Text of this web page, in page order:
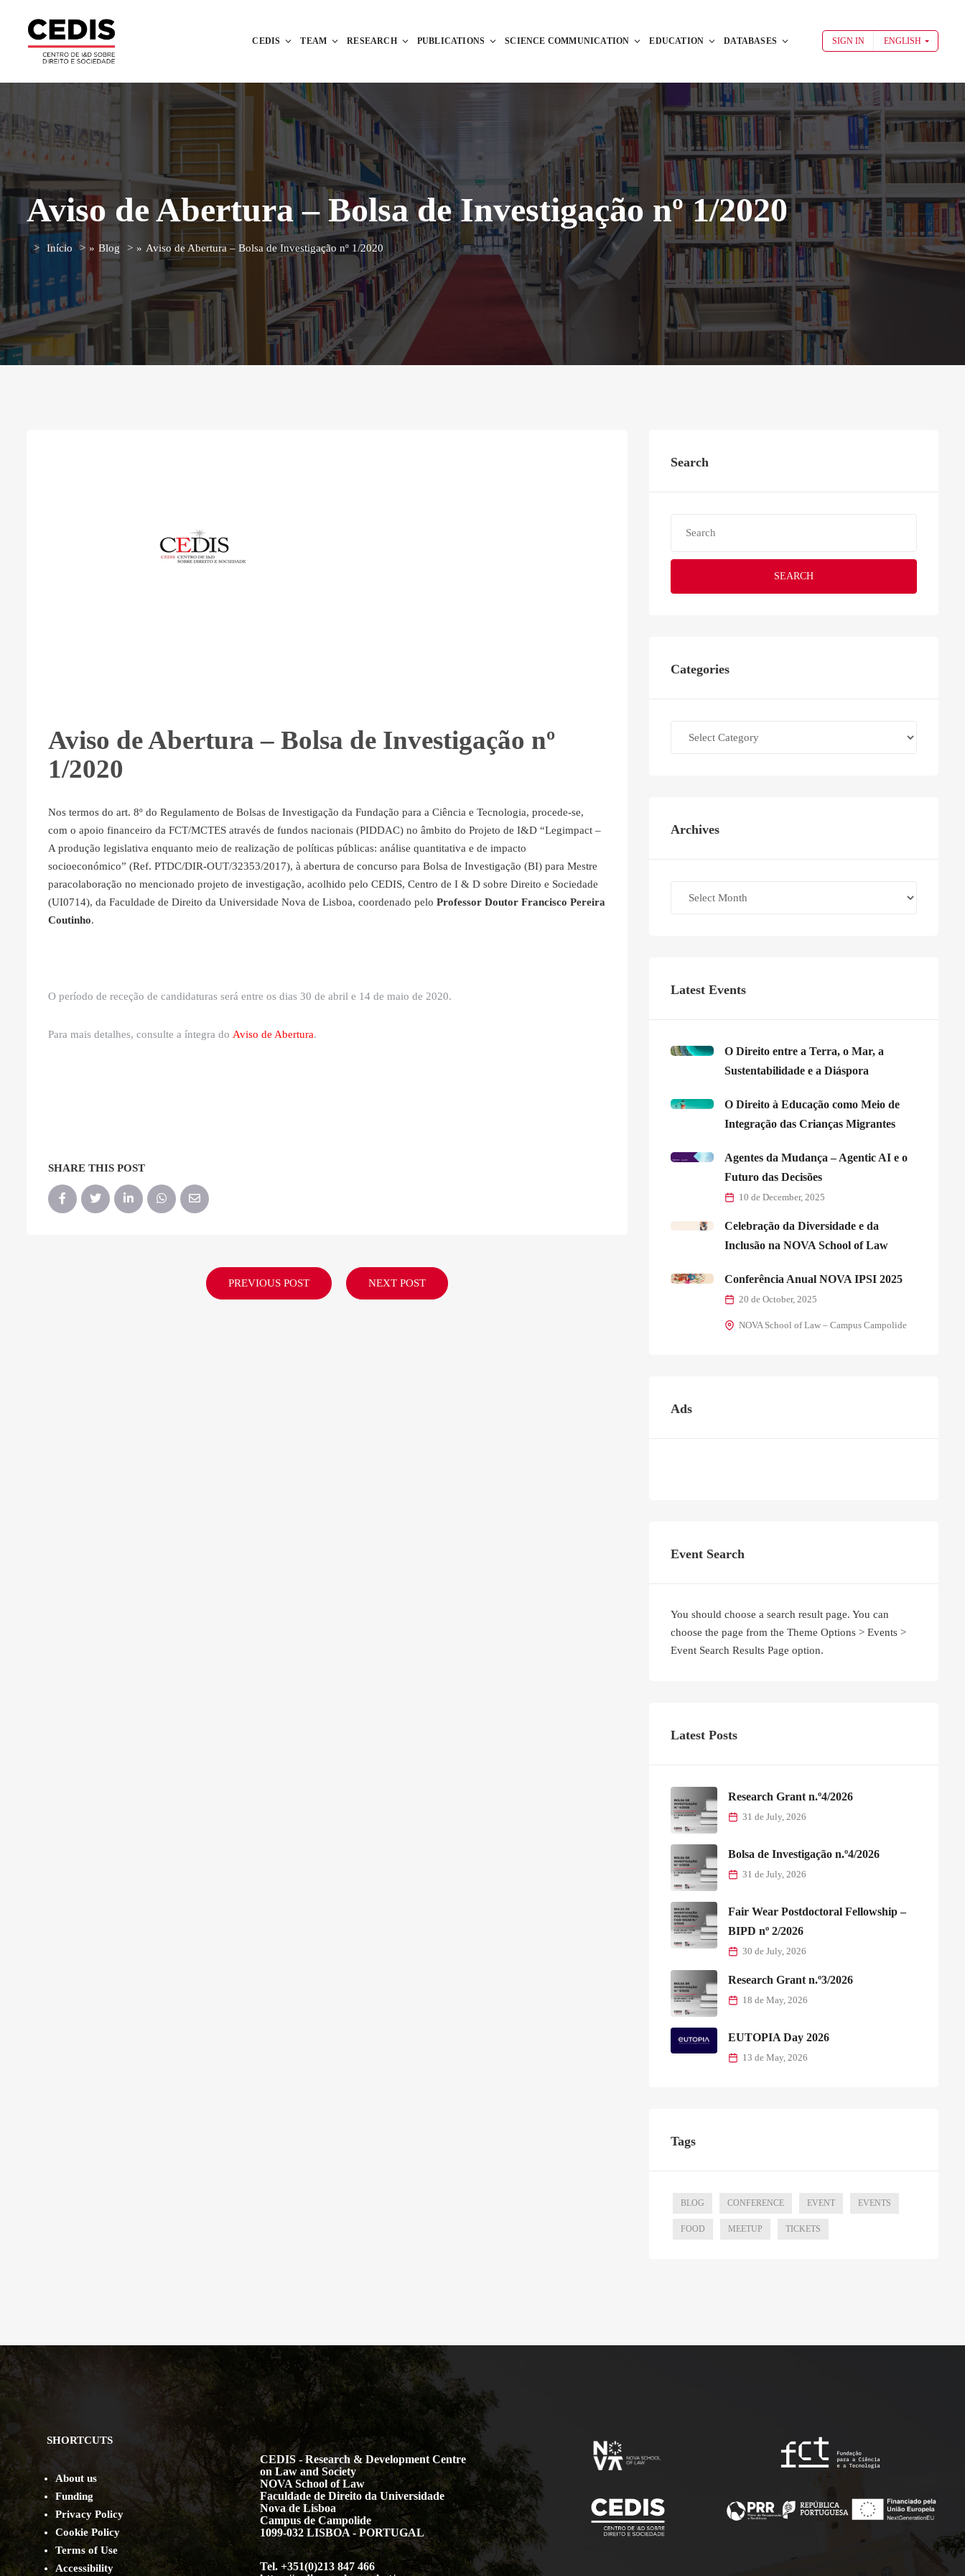
CEDIS TEAM RESEARCH PUBLICATIONS SCIENCE COMMUNICATION EDUCATION DATABASES SIGN IN ENGLISH
Aviso de Abertura – Bolsa de Investigação nº 1/2020
Início » Blog » Aviso de Abertura – Bolsa de Investigação nº 1/2020
Aviso de Abertura – Bolsa de Investigação nº
1/2020
Nos termos do art. 8º do Regulamento de Bolsas de Investigação da Fundação para a Ciência e Tecnologia, procede-se,
com o apoio financeiro da FCT/MCTES através de fundos nacionais (PIDDAC) no âmbito do Projeto de I&D “Legimpact –
A produção legislativa enquanto meio de realização de políticas públicas: análise quantitativa e de impacto
socioeconómico” (Ref. PTDC/DIR-OUT/32353/2017), à abertura de concurso para Bolsa de Investigação (BI) para Mestre
paracolaboração no mencionado projeto de investigação, acolhido pelo CEDIS, Centro de I & D sobre Direito e Sociedade
(UI0714), da Faculdade de Direito da Universidade Nova de Lisboa, coordenado pelo Professor Doutor Francisco Pereira
Coutinho.
O período de receção de candidaturas será entre os dias 30 de abril e 14 de maio de 2020.
Para mais detalhes, consulte a íntegra do Aviso de Abertura.
SHARE THIS POST
PREVIOUS POST NEXT POST
Search
SEARCH
Categories
Archives
Latest Events
O Direito entre a Terra, o Mar, a
Sustentabilidade e a Diáspora
O Direito à Educação como Meio de
Integração das Crianças Migrantes
Agentes da Mudança – Agentic AI e o
Futuro das Decisões
10 de December, 2025
Celebração da Diversidade e da
Inclusão na NOVA School of Law
Conferência Anual NOVA IPSI 2025
20 de October, 2025
NOVA School of Law – Campus Campolide
Ads
Event Search
You should choose a search result page. You can
choose the page from the Theme Options > Events >
Event Search Results Page option.
Latest Posts
Research Grant n.º4/2026
31 de July, 2026
Bolsa de Investigação n.º4/2026
31 de July, 2026
Fair Wear Postdoctoral Fellowship –
BIPD nº 2/2026
30 de July, 2026
Research Grant n.º3/2026
18 de May, 2026
EUTOPIA Day 2026
13 de May, 2026
Tags
BLOG CONFERENCE EVENT EVENTS
FOOD MEETUP TICKETS
SHORTCUTS
About us
Funding
Privacy Policy
Cookie Policy
Terms of Use
Accessibility
CEDIS - Research & Development Centre
on Law and Society
NOVA School of Law
Faculdade de Direito da Universidade
Nova de Lisboa
Campus de Campolide
1099-032 LISBOA - PORTUGAL
Tel. +351(0)213 847 466